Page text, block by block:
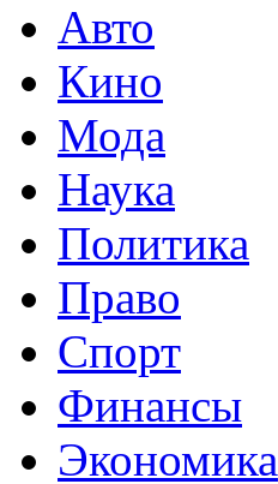
Авто
Кино
Мода
Наука
Политика
Право
Спорт
Финансы
Экономика